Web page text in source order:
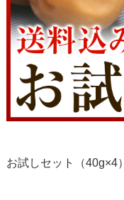
お試しセット（40g×4）